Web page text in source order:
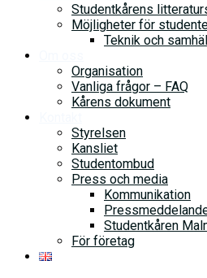
Studentkårens
Möjligheter för
Teknik och
Organisation
Vanliga frågor – FAQ
Kårens dokument
Styrelsen
Kansliet
Studentombud
Press och media
Kommunikation
Studentkåren
För företag